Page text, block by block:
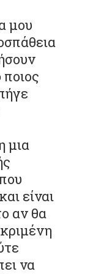
μου
ποιος
μια
είναι
αν θα
να